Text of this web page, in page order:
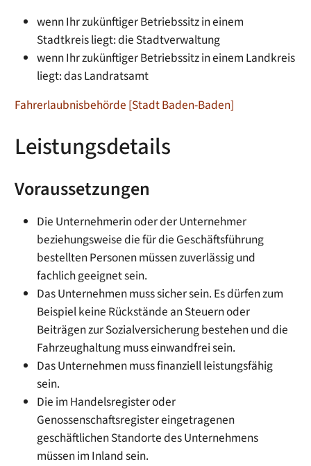
wenn Ihr zukünftiger Betriebssitz in einem
Stadtkreis liegt: die Stadtverwaltung
wenn Ihr zukünftiger Betriebssitz in einem Landkreis
liegt: das Landratsamt
Fahrerlaubnisbehörde [Stadt Baden-Baden]
Leistungsdetails
Voraussetzungen
Die Unternehmerin oder der Unternehmer
beziehungsweise die für die Geschäftsführung
bestellten Personen müssen zuverlässig und
fachlich geeignet sein.
Das Unternehmen muss sicher sein. Es dürfen zum
Beispiel keine Rückstände an Steuern oder
Beiträgen zur Sozialversicherung bestehen und die
Fahrzeughaltung muss einwandfrei sein.
Das Unternehmen muss finanziell leistungsfähig
sein.
Die im Handelsregister oder
Genossenschaftsregister eingetragenen
geschäftlichen Standorte des Unternehmens
müssen im Inland sein.